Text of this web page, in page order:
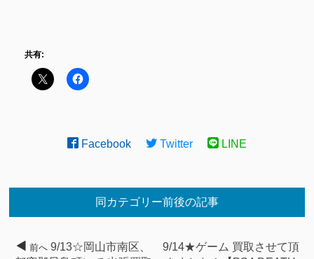
共有:
Facebook Twitter LINE
同カテゴリー前後の記事
前へ 9/13☆岡山市南区、
9/14★ゲーム 買取させて頂